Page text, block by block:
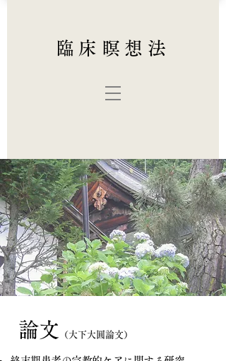
臨床瞑想法
論文 （大下大圓論文）